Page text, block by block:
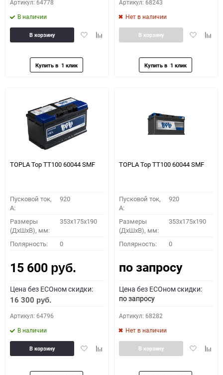
Артикул: 64778
В наличии
ДобавитьДобавить
В корзину
Артикул: 68243
Нет в наличии
Добавить
В корзину
TOPLA Top TT100 60044 SMF
Пусковой ток,
A:
920
Размеры
(ДхШхВ), мм:
353x175x190
Полярность: 0
15 600 руб.
Цена без ECOном скидки:
16 300 руб.
Артикул: 64796
В наличии
ДобавитьДобавить
В корзину
TOPLA Top TT100 60044 SMF
Пусковой ток,
A:
920
Размеры
(ДхШхВ), мм:
353x175x190
Полярность: 0
по запросу
Цена без ECOном скидки:
по запросу
Артикул: 68282
Нет в наличии
Добавить
В корзину